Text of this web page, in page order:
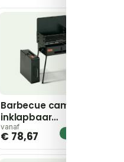
Barbecue camping
inklapbaar
73x52x30cm
vanaf
€ 78,67